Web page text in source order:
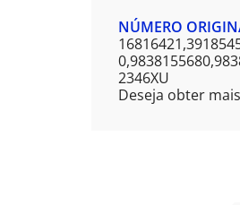
NÚMERO
2346XU
Deseja obter